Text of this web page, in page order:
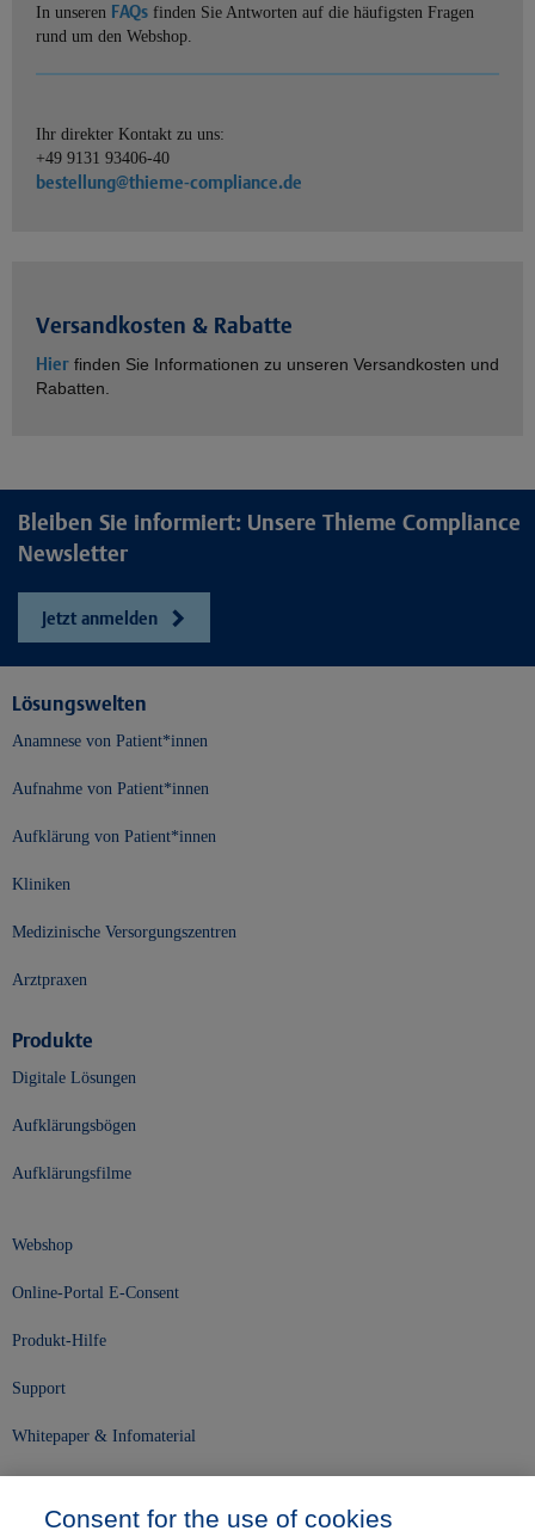
In unseren FAQs finden Sie Antworten auf die häufigsten Fragen
rund um den Webshop.
Ihr direkter Kontakt zu uns:
+49 9131 93406-40
bestellung@thieme-compliance.de
Versandkosten & Rabatte
Hier finden Sie Informationen zu unseren Versandkosten und
Rabatten.
Bleiben Sie informiert: Unsere Thieme Compliance
Newsletter
Jetzt anmelden
Lösungswelten
Anamnese von Patient*innen
Aufnahme von Patient*innen
Aufklärung von Patient*innen
Kliniken
Medizinische Versorgungszentren
Arztpraxen
Produkte
Digitale Lösungen
Aufklärungsbögen
Aufklärungsfilme
Webshop
Online-Portal E-Consent
Produkt-Hilfe
Support
Whitepaper & Infomaterial
Consent for the use of cookies